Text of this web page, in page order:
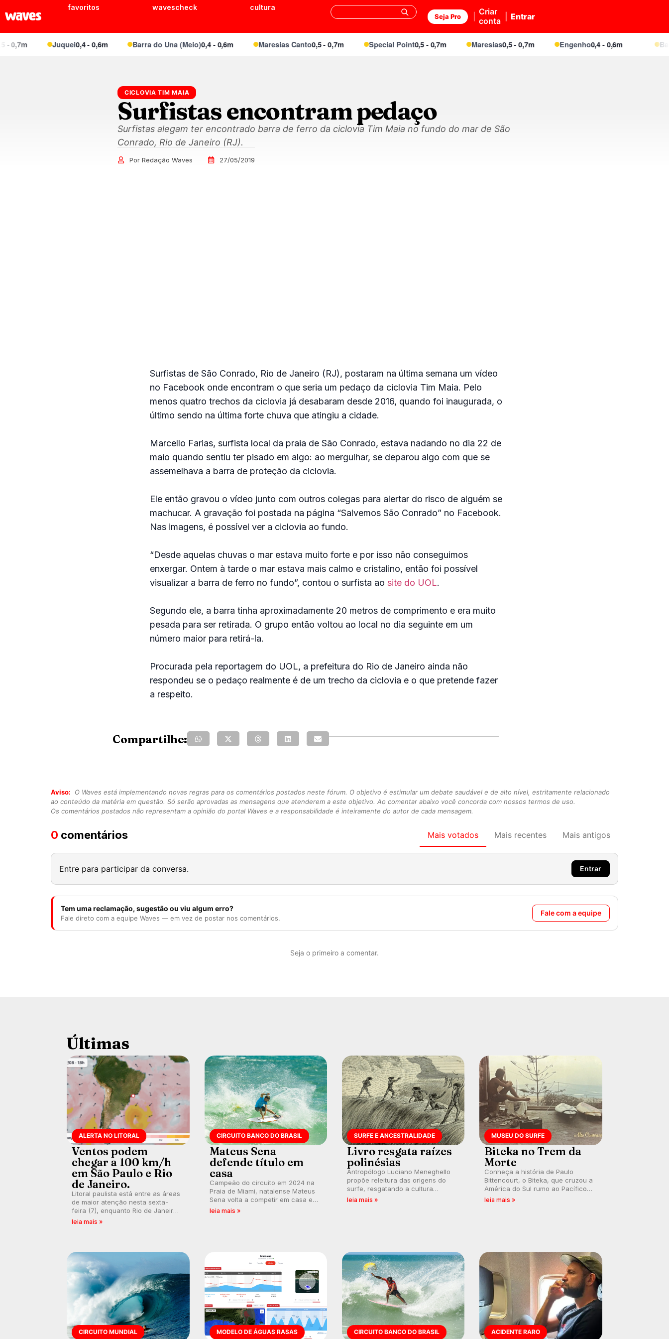
favoritos wavescheck cultura
Seja Pro
Criar
conta
Entrar
Juquei0,4 - 0,6m Barra do Una (Meio)0,4 - 0,6m Maresias Canto0,5 - 0,7m Special Point0,5 - 0,7m Maresias0,5 - 0,7m Engenho0,4 - 0,6m Baleia
CICLOVIA TIM MAIA
Surfistas encontram pedaço
Surfistas alegam ter encontrado barra de ferro da ciclovia Tim Maia no fundo do mar de São
Conrado, Rio de Janeiro (RJ).
Por Redação Waves 27/05/2019
Surfistas de São Conrado, Rio de Janeiro (RJ), postaram na última semana um vídeo
no Facebook onde encontram o que seria um pedaço da ciclovia Tim Maia. Pelo
menos quatro trechos da ciclovia já desabaram desde 2016, quando foi inaugurada, o
último sendo na última forte chuva que atingiu a cidade.
Marcello Farias, surfista local da praia de São Conrado, estava nadando no dia 22 de
maio quando sentiu ter pisado em algo: ao mergulhar, se deparou algo com que se
assemelhava a barra de proteção da ciclovia.
Ele então gravou o vídeo junto com outros colegas para alertar do risco de alguém se
machucar. A gravação foi postada na página “Salvemos São Conrado” no Facebook.
Nas imagens, é possível ver a ciclovia ao fundo.
“Desde aquelas chuvas o mar estava muito forte e por isso não conseguimos
enxergar. Ontem à tarde o mar estava mais calmo e cristalino, então foi possível
visualizar a barra de ferro no fundo”, contou o surfista ao site do UOL.
Segundo ele, a barra tinha aproximadamente 20 metros de comprimento e era muito
pesada para ser retirada. O grupo então voltou ao local no dia seguinte em um
número maior para retirá-la.
Procurada pela reportagem do UOL, a prefeitura do Rio de Janeiro ainda não
respondeu se o pedaço realmente é de um trecho da ciclovia e o que pretende fazer
a respeito.
Compartilhe:
Aviso:
O Waves está implementando novas regras para os comentários postados neste fórum. O objetivo é estimular um debate saudável e de alto nível, estritamente relacionado
ao conteúdo da matéria em questão. Só serão aprovadas as mensagens que atenderem a este objetivo. Ao comentar abaixo você concorda com nossos termos de uso.
Os comentários postados não representam a opinião do portal Waves e a responsabilidade é inteiramente do autor de cada mensagem.
0 comentários Mais votados Mais recentes Mais antigos
Entre para participar da conversa. Entrar
Tem uma reclamação, sugestão ou viu algum erro?
Fale direto com a equipe Waves — em vez de postar nos comentários.
Fale com a equipe
Seja o primeiro a comentar.
Últimas
ALERTA NO LITORAL
Ventos podem
chegar a 100 km/h
em São Paulo e Rio
de Janeiro.
Litoral paulista está entre as áreas
de maior atenção nesta sexta-
feira (7), enquanto Rio de Janeiro
também recebe alerta para ventos
leia mais »
CIRCUITO BANCO DO BRASIL
Mateus Sena
defende título em
casa
Campeão do circuito em 2024 na
Praia de Miami, natalense Mateus
Sena volta a competir em casa em
busca de manter a hegemonia
leia mais »
SURFE E ANCESTRALIDADE
Livro resgata raízes
polinésias
Antropólogo Luciano Meneghello
propõe releitura das origens do
surfe, resgatando a cultura
polinésia e questionando a visão
leia mais »
MUSEU DO SURFE
Biteka no Trem da
Morte
Conheça a história de Paulo
Bittencourt, o Biteka, que cruzou a
América do Sul rumo ao Pacífico
em uma jornada que se tornou um
leia mais »
CIRCUITO MUNDIAL MODELO DE ÁGUAS RASAS CIRCUITO BANCO DO BRASIL ACIDENTE RARO